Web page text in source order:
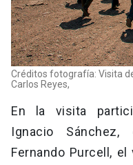
Créditos fotografía: Visita
Carlos Reyes,
En la visita
Ignacio
Fernando Purcell,